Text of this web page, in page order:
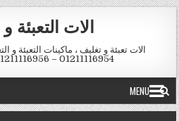
Skip to content
الات التعبئة
الات تعبئة و تغليف ، ماكينات التعبئة و
01211116954 – 01211116956 – 01211116958
MENU